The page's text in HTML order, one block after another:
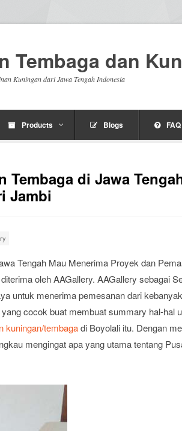
Tembaga dan
Kuningan dari Jawa Tengah Indonesia
Products Blogs FAQ
Tembaga di Jawa
Jambi
Tengah Mau Menerima Proyek dan
oleh AAGallery. AAGallery sebagai
untuk menerima pemesanan dari
cocok buat membuat summary hal-hal
kuningan/tembagadi Boyolali itu. Dengan
mengingat apa yang utama tentang